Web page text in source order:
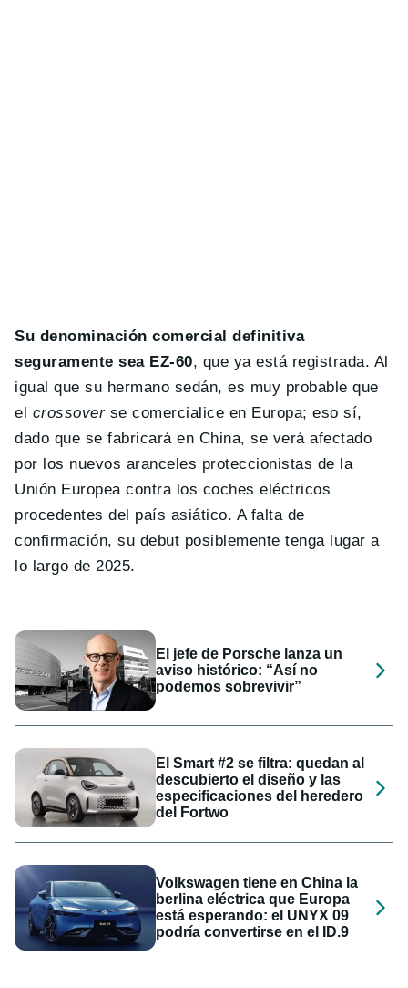
Su denominación comercial definitiva
seguramente sea EZ-60, que ya está registrada. Al
igual que su hermano sedán, es muy probable que
el crossoverse comercialice en Europa; eso sí,
dado que se fabricará en China, se verá afectado
por los nuevos aranceles proteccionistas de la
Unión Europea contra los coches eléctricos
procedentes del país asiático. A falta de
confirmación, su debut posiblemente tenga lugar a
lo largo de 2025.
El jefe de Porsche lanza un
aviso histórico: “Así no
podemos sobrevivir”
El Smart #2 se filtra: quedan al
descubierto el diseño y las
especificaciones del heredero
del Fortwo
Volkswagen tiene en China la
berlina eléctrica que Europa
está esperando: el UNYX 09
podría convertirse en el ID.9